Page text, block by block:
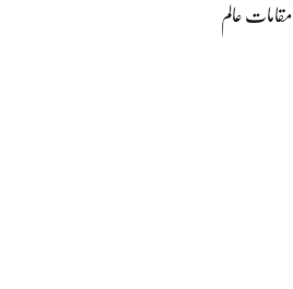
مقامات عالم